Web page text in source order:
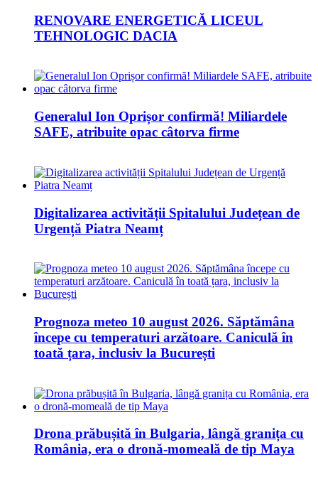
RENOVARE ENERGETICĂ LICEUL
TEHNOLOGIC DACIA
Generalul Ion Oprișor confirmă! Miliardele
SAFE, atribuite opac câtorva firme
Digitalizarea activității Spitalului Județean de
Urgență Piatra Neamț
Prognoza meteo 10 august 2026. Săptămâna
începe cu temperaturi arzătoare. Caniculă în
toată țara, inclusiv la București
Drona prăbușită în Bulgaria, lângă granița cu
România, era o dronă-momeală de tip Maya